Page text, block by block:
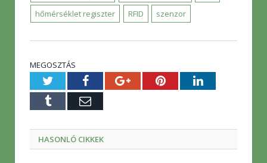
hőmérséklet regiszter
RFID szenzor
MEGOSZTÁS
TwitterFacebookGoogle+PinterestLinkedIn
Tumblr E-
HASONLÓ CIKKEK